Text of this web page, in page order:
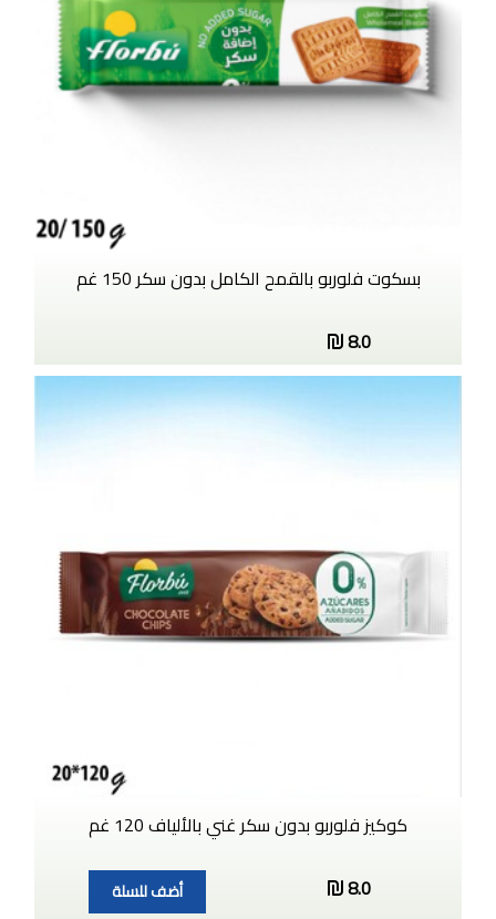
بسكوت فلوربو بالقمح الكامل بدون سكر 150 غم
8.0
كوكيز فلوربو بدون سكر غني بالألياف 120 غم
8.0
أضف للسلة